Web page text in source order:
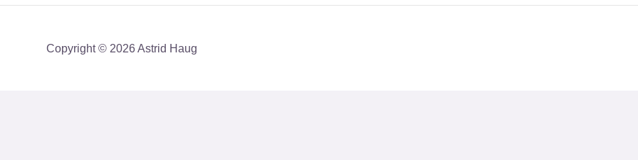
Copyright © 2026 Astrid Haug